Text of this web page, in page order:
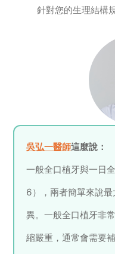
針對您的生理結構
吳弘一醫師這麼說：
一般全口植牙與一日
6），兩者簡單來說
異。一般全口植牙非
縮嚴重，通常會需要